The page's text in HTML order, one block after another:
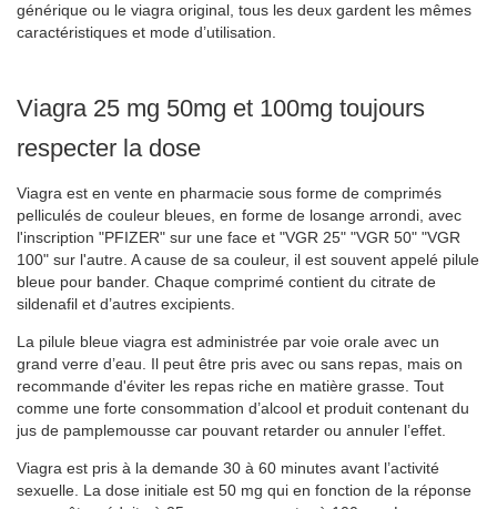
générique ou le viagra original, tous les deux gardent les mêmes
caractéristiques et mode d’utilisation.
Viagra 25 mg 50mg et 100mg toujours
respecter la dose
Viagra est en vente en pharmacie sous forme de comprimés
pelliculés de couleur bleues, en forme de losange arrondi, avec
l'inscription "PFIZER" sur une face et "VGR 25" "VGR 50" "VGR
100" sur l'autre. A cause de sa couleur, il est souvent appelé pilule
bleue pour bander. Chaque comprimé contient du citrate de
sildenafil et d’autres excipients.
La pilule bleue viagra est administrée par voie orale avec un
grand verre d’eau. Il peut être pris avec ou sans repas, mais on
recommande d'éviter les repas riche en matière grasse. Tout
comme une forte consommation d’alcool et produit contenant du
jus de pamplemousse car pouvant retarder ou annuler l’effet.
Viagra est pris à la demande 30 à 60 minutes avant l’activité
sexuelle. La dose initiale est 50 mg qui en fonction de la réponse